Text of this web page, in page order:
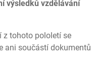
výsledků vzdělávání
z tohoto pololetí se
ani součástí dokumentů